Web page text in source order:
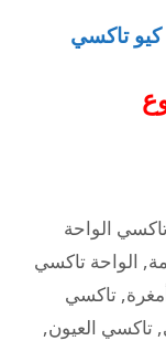
الواحة
, الواحة تاكسي
, تاكسي
, تاكسي العيون,